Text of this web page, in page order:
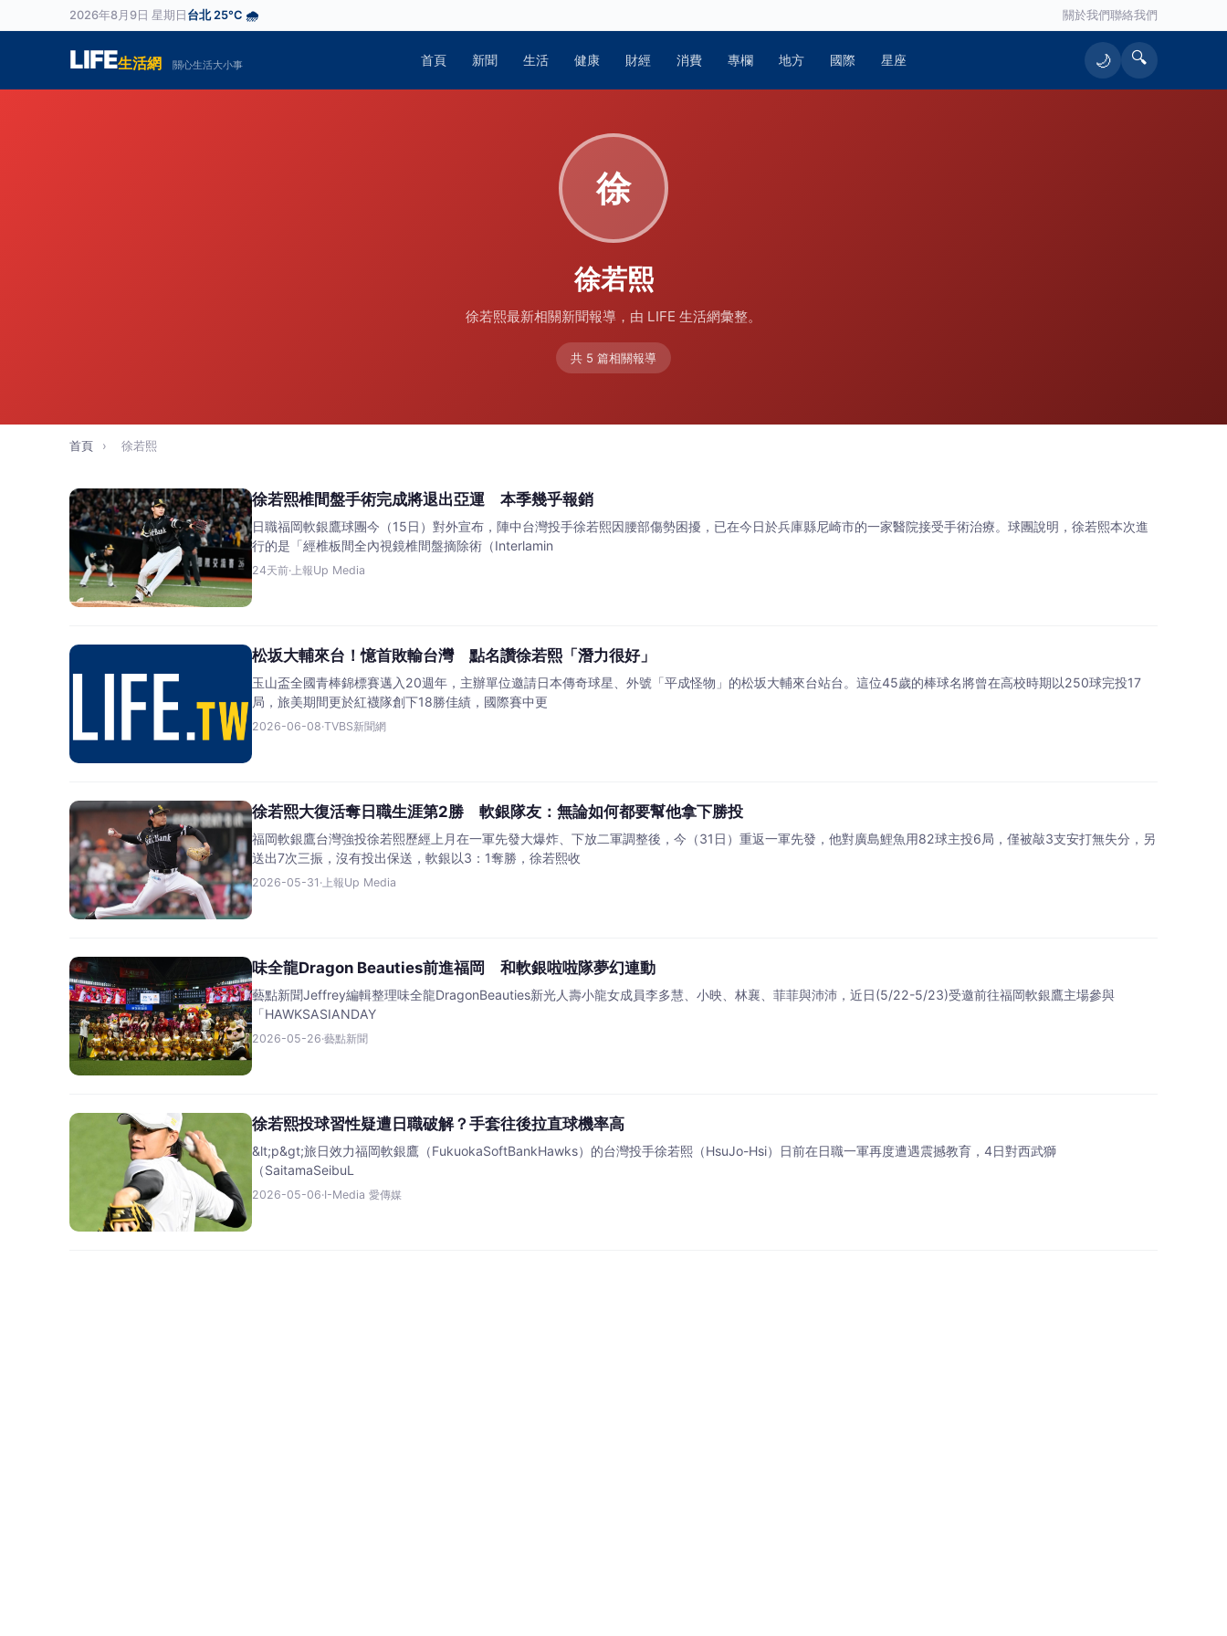
2026年8月9日 星期日 台北 25°C 🌧️ 關於我們聯絡我們
LIFE生活網 關心生活大小事 首頁 新聞 生活 健康 財經 消費 專欄 地方 國際 星座 🌙 🔍
徐
徐若熙
徐若熙最新相關新聞報導，由 LIFE 生活網彙整。
共 5 篇相關報導
首頁 › 徐若熙
徐若熙椎間盤手術完成將退出亞運 本季幾乎報銷
日職福岡軟銀鷹球團今（15日）對外宣布，陣中台灣投手徐若熙因腰部傷勢困擾，已在今日於兵庫縣尼崎市的一家醫院接受手術治療。球團說明，徐若熙本次進
行的是「經椎板間全內視鏡椎間盤摘除術（Interlamin
24天前·上報Up Media
松坂大輔來台！憶首敗輸台灣 點名讚徐若熙「潛力很好」
玉山盃全國青棒錦標賽邁入20週年，主辦單位邀請日本傳奇球星、外號「平成怪物」的松坂大輔來台站台。這位45歲的棒球名將曾在高校時期以250球完投17
局，旅美期間更於紅襪隊創下18勝佳績，國際賽中更
2026-06-08·TVBS新聞網
徐若熙大復活奪日職生涯第2勝 軟銀隊友：無論如何都要幫他拿下勝投
福岡軟銀鷹台灣強投徐若熙歷經上月在一軍先發大爆炸、下放二軍調整後，今（31日）重返一軍先發，他對廣島鯉魚用82球主投6局，僅被敲3支安打無失分，另
送出7次三振，沒有投出保送，軟銀以3：1奪勝，徐若熙收
2026-05-31 ·上報Up Media
味全龍Dragon Beauties前進福岡 和軟銀啦啦隊夢幻連動
藝點新聞Jeffrey編輯整理味全龍DragonBeauties新光人壽小龍女成員李多慧、小映、林襄、菲菲與沛沛，近日(5/22-5/23)受邀前往福岡軟銀鷹主場參與
「HAWKSASIANDAY
2026-05-26·藝點新聞
徐若熙投球習性疑遭日職破解？手套往後拉直球機率高
&lt;p&gt;旅日效力福岡軟銀鷹（FukuokaSoftBankHawks）的台灣投手徐若熙（HsuJo-Hsi）日前在日職一軍再度遭遇震撼教育，4日對西武獅
（SaitamaSeibuL
2026-05-06·I-Media 愛傳媒